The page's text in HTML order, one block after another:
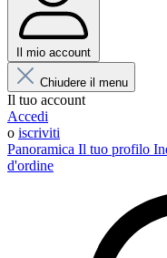
Il mio account
Chiudere il menu
Il tuo account
Accedi
o iscriviti
Panoramica Il tuo profilo
d'ordine